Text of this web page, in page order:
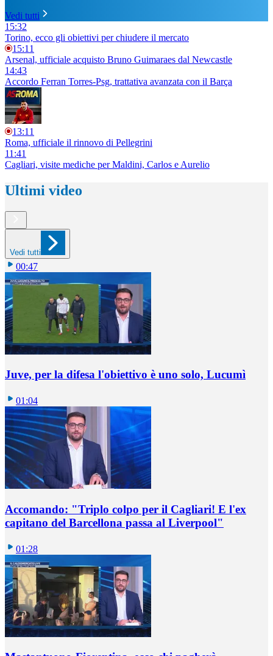
Vedi tutti
15:32
Torino, ecco gli obiettivi per chiudere il mercato
15:11
Arsenal, ufficiale acquisto Bruno Guimaraes dal Newcastle
14:43
Accordo Ferran Torres-Psg, trattativa avanzata con il Barça
13:11
Roma, ufficiale il rinnovo di Pellegrini
11:41
Cagliari, visite mediche per Maldini, Carlos e Aurelio
Ultimi video
Vedi tutti
00:47
Juve, per la difesa l'obiettivo è uno solo, Lucumì
01:04
Accomando: "Triplo colpo per il Cagliari! E l'ex
capitano del Barcellona passa al Liverpool"
01:28